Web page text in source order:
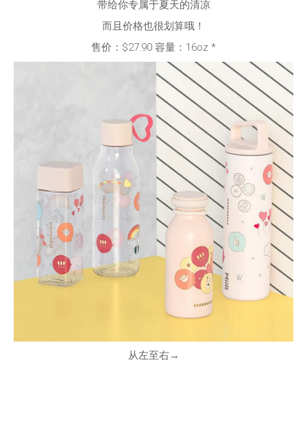
带给你专属于夏天的清凉
而且价格也很划算哦！
售价：$27.90 容量：16oz *
从左至右→